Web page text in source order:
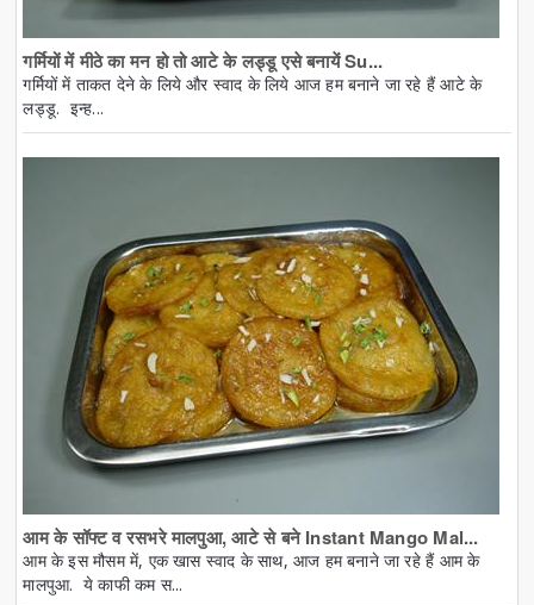
गर्मियों में मीठे का मन हो तो आटे के लड्डू एसे बनायें Su...
गर्मियों में ताकत देने के लिये और स्वाद के लिये आज हम बनाने जा रहे हैं आटे के
लड्डू. इन्ह...
आम के सॉफ्ट व रसभरे मालपुआ, आटे से बने Instant Mango Mal...
आम के इस मौसम में, एक खास स्वाद के साथ, आज हम बनाने जा रहे हैं आम के
मालपुआ. ये काफी कम स...